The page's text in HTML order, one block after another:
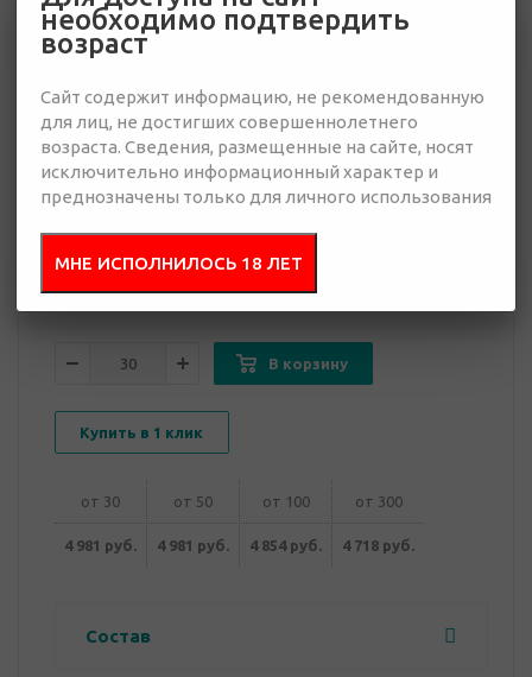
4 718 руб.
Много
запрос
В корзину
Купить в 1 клик
от 30 от 50 от 100 от 300
4 981 руб. 4 981 руб. 4 854 руб. 4 718 руб.
Состав
необходимо подтвердить
возраст
Сайт содержит информацию, не рекомендованную
для лиц, не достигших совершеннолетнего
возраста. Сведения, размещенные на сайте, носят
исключительно информационный характер и
преднозначены только для личного использования
МНЕ ИСПОЛНИЛОСЬ 18 ЛЕТ